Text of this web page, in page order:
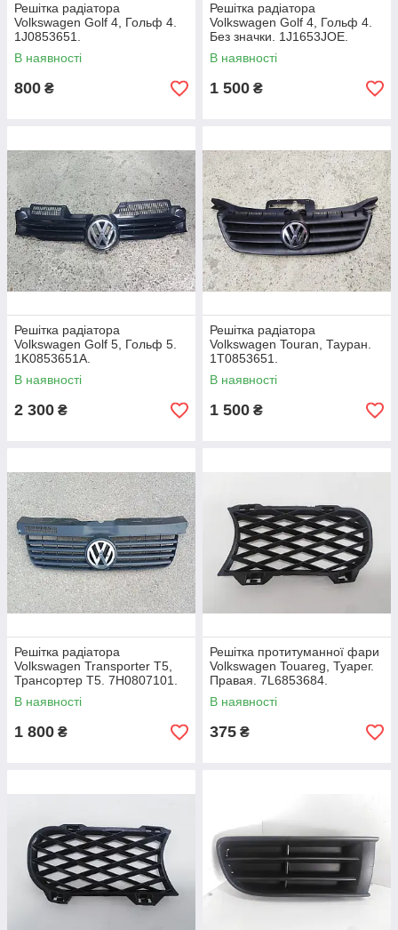
Решітка радіатора
Volkswagen Golf 4, Гольф 4.
1J0853651.
В наявності
800 ₴
Решітка радіатора
Volkswagen Golf 4, Гольф 4.
Без значки. 1J1653JOE.
В наявності
1 500 ₴
Решітка радіатора
Volkswagen Golf 5, Гольф 5.
1K0853651A.
В наявності
2 300 ₴
Решітка радіатора
Volkswagen Touran, Тауран.
1T0853651.
В наявності
1 500 ₴
Решітка радіатора
Volkswagen Transporter T5,
Трансортер Т5. 7H0807101.
В наявності
1 800 ₴
Решітка протитуманної фари
Volkswagen Touareg, Туарег.
Правая. 7L6853684.
В наявності
375 ₴